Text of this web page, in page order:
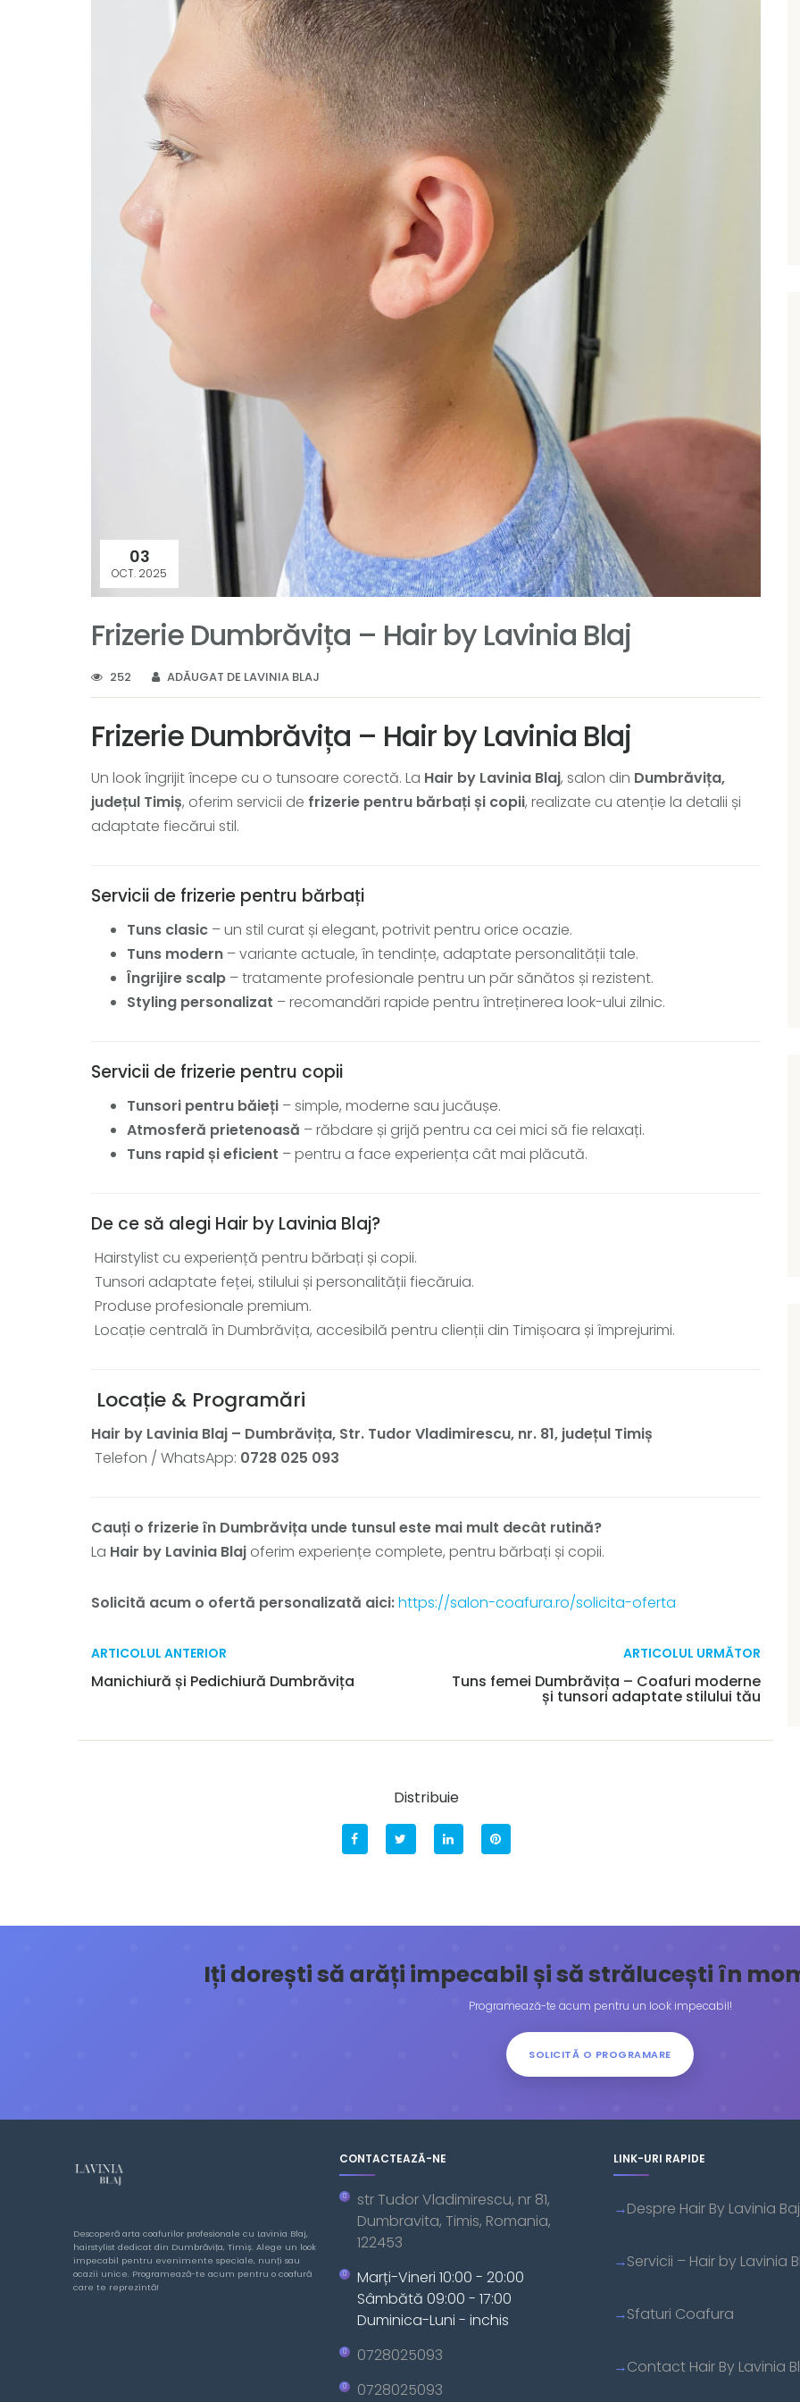
03
OCT. 2025
Frizerie Dumbrăvița – Hair by Lavinia Blaj
252 ADĂUGAT DE LAVINIA BLAJ
Frizerie Dumbrăvița – Hair by Lavinia Blaj
Un look îngrijit începe cu o tunsoare corectă. La Hair by Lavinia Blaj, salon din Dumbrăvița,
județul Timiș, oferim servicii de frizerie pentru bărbați și copii, realizate cu atenție la detalii și
adaptate fiecărui stil.
Servicii de frizerie pentru bărbați
Tuns clasic – un stil curat și elegant, potrivit pentru orice ocazie.
Tuns modern – variante actuale, în tendințe, adaptate personalității tale.
Îngrijire scalp – tratamente profesionale pentru un păr sănătos și rezistent.
Styling personalizat – recomandări rapide pentru întreținerea look-ului zilnic.
Servicii de frizerie pentru copii
Tunsori pentru băieți – simple, moderne sau jucăușe.
Atmosferă prietenoasă – răbdare și grijă pentru ca cei mici să fie relaxați.
Tuns rapid și eficient – pentru a face experiența cât mai plăcută.
De ce să alegi Hair by Lavinia Blaj?
Hairstylist cu experiență pentru bărbați și copii.
Tunsori adaptate feței, stilului și personalității fiecăruia.
Produse profesionale premium.
Locație centrală în Dumbrăvița, accesibilă pentru clienții din Timișoara și împrejurimi.
Locație & Programări
Hair by Lavinia Blaj – Dumbrăvița, Str. Tudor Vladimirescu, nr. 81, județul Timiș
Telefon / WhatsApp: 0728 025 093
Cauți o frizerie în Dumbrăvița unde tunsul este mai mult decât rutină?
La Hair by Lavinia Blaj oferim experiențe complete, pentru bărbați și copii.
Solicită acum o ofertă personalizată aici:https://salon-coafura.ro/solicita-oferta
ARTICOLUL ANTERIOR
Manichiură și Pedichiură Dumbrăvița
ARTICOLUL URMĂTOR
Tuns femei Dumbrăvița – Coafuri moderne
și tunsori adaptate stilului tău
Distribuie
Iți dorești să arăți impecabil și să strălucești în
Programează-te acum pentru un look impecabil!
SOLICITĂ O PROGRAMARE
Descoperă arta coafurilor profesionale cu Lavinia Blaj,
hairstylist dedicat din Dumbrăvița, Timiș. Alege un look
impecabil pentru evenimente speciale, nunți sau
ocazii unice. Programează-te acum pentru o coafură
care te reprezintă!
CONTACTEAZĂ-NE
str Tudor Vladimirescu, nr 81,
Dumbravita, Timis, Romania,
122453
Marți-Vineri 10:00 - 20:00
Sâmbătă 09:00 - 17:00
Duminica-Luni - inchis
0728025093
0728025093
LINK-URI RAPIDE
Despre Hair By Lavinia Baj
Servicii – Hair by Lavinia
Sfaturi Coafura
Contact Hair By Lavinia